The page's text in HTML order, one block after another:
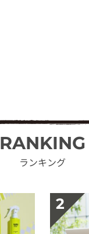
RANKING
ランキング